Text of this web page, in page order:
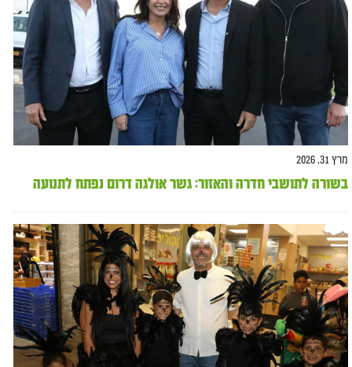
מרץ 31, 2026
בשורה לתושבי חדרה והאזור: גשר אולגה דרום נפתח לתנועה